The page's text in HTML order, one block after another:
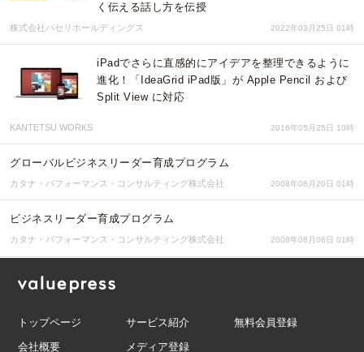
く伝える話し方を伝授
株式会社パセリホールディングス 2022年03月25日 01時
iPadでさらに直感的にアイデアを整理できるように
進化！「IdeaGrid iPad版」が Apple Pencil および
Split View に対応
KANTETSU WORKS 2016年05月25日 10時
グローバルビジネスリーダー育成プログラム
カタナ・パフォーマンス・コンサルティング株式会社 2008年08月20日 01時
ビジネスリーダー育成プログラム
カタナ・パフォーマンス・コンサルティング株式会社 2008年08月06日 01時
トップページ サービス紹介
無料会員登録
会社概要
メディア登録